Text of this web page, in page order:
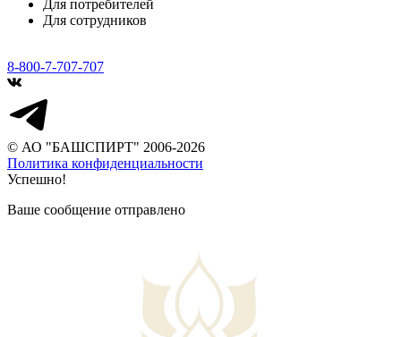
Для потребителей
Для сотрудников
8-800-7-707-707
© АО "БАШСПИРТ" 2006-2026
Политика конфиденциальности
Успешно!
Ваше сообщение отправлено